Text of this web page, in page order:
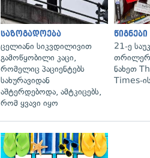
საზოგადოება
ცელიანი სიკვდილივით
გამოწყობილი კაცი,
რომელიც პაციენტებს
სახურავიდან
აშტერდებოდა, ამტკიცებს,
რომ ყვავი იყო
წიგნები
21-ე
ნახეთ
Times-